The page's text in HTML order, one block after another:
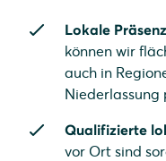
Lokale Präsenz
können wir
auch in
Niederlassung
Qualifizierte
vor Ort sind